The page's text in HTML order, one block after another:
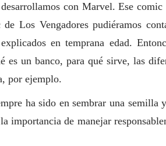
con Marvel. Ese
de Los Vengadores pudiéramos
en temprana edad.
es un banco, para qué sirve, las
por ejemplo.
ha sido en sembrar una
importancia de manejar